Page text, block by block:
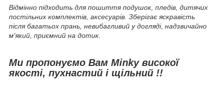
Відмінно підходить для пошиття подушок, пледів, дитячих
постільних комплектів, аксесуарів. Зберігає яскравість
після багатьох прань, невибагливий у догляді, надзвичайно
м'який, приємний на дотик.
Ми пропонуємо Вам Minky високої
якості, пухнастий і щільний !!